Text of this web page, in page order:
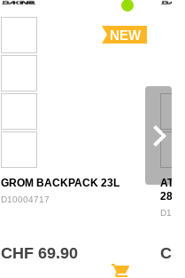
NEW
GROM BACKPACK 23L
D10004717
CHF 69.90
shopping_cart
28L
navigate_next